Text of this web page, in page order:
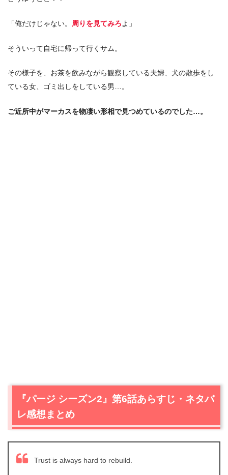
「俺だけじゃない。 周りを見てみろよ」
そういって自宅に帰って行くサム。
その様子を、お茶を飲みながら観察している夫婦、犬の散歩をし
ている女、ゴミ出しをしている男…。
ご近所中がマーカスを物凄い形相で見つめているのでした…。
『パージ シーズン2』第6話あらすじ・ネタバ
レ感想まとめ
Trust is always hard to rebuild.